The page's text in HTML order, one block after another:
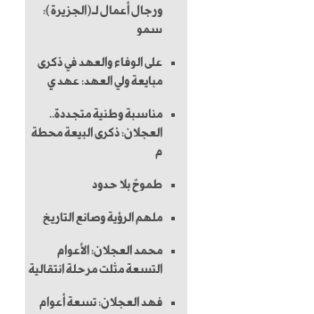
ورجال أعمال لـ(الجزيرة):
سمو
على الوفاء والعهد في ذكرى
مبايعة ولي العهد: عهد ي
مناسبة وطنية متجددة..
العجلان: ذكرى البيعة محطة
م
طموحٌ بلا حدود
ملهم الرؤية وصانع التاريخ
محمد العجلان: الأعوام
التسعة مثلت مرحلة انتقالية
فهد العجلان: تسعة أعوام